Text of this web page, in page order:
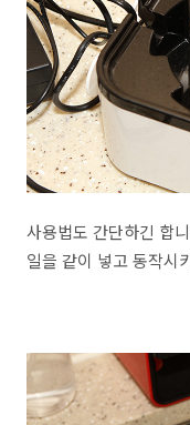
사용법도 간단하긴 합
일을 같이 넣고 동작시